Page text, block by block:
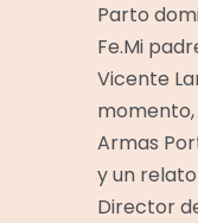
Parto
Fe.Mi
Vicente
Armas
y un
Director